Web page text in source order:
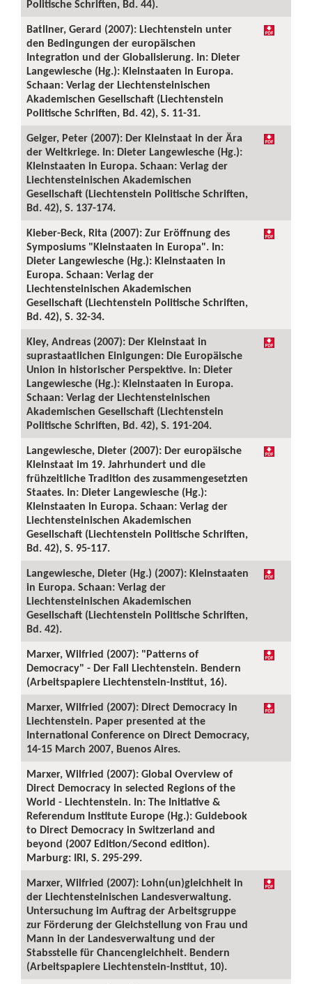
Politische Schriften, Bd. 44).
Batliner, Gerard (2007): Liechtenstein unter
den Bedingungen der europäischen
Integration und der Globalisierung. In: Dieter
Langewiesche (Hg.): Kleinstaaten in Europa.
Schaan: Verlag der Liechtensteinischen
Akademischen Gesellschaft (Liechtenstein
Politische Schriften, Bd. 42), S. 11-31.
Geiger, Peter (2007): Der Kleinstaat in der Ära
der Weltkriege. In: Dieter Langewiesche (Hg.):
Kleinstaaten in Europa. Schaan: Verlag der
Liechtensteinischen Akademischen
Gesellschaft (Liechtenstein Politische Schriften,
Bd. 42), S. 137-174.
Kieber-Beck, Rita (2007): Zur Eröffnung des
Symposiums "Kleinstaaten in Europa". In:
Dieter Langewiesche (Hg.): Kleinstaaten in
Europa. Schaan: Verlag der
Liechtensteinischen Akademischen
Gesellschaft (Liechtenstein Politische Schriften,
Bd. 42), S. 32-34.
Kley, Andreas (2007): Der Kleinstaat in
suprastaatlichen Einigungen: Die Europäische
Union in historischer Perspektive. In: Dieter
Langewiesche (Hg.): Kleinstaaten in Europa.
Schaan: Verlag der Liechtensteinischen
Akademischen Gesellschaft (Liechtenstein
Politische Schriften, Bd. 42), S. 191-204.
Langewiesche, Dieter (2007): Der europäische
Kleinstaat im 19. Jahrhundert und die
frühzeitliche Tradition des zusammengesetzten
Staates. In: Dieter Langewiesche (Hg.):
Kleinstaaten in Europa. Schaan: Verlag der
Liechtensteinischen Akademischen
Gesellschaft (Liechtenstein Politische Schriften,
Bd. 42), S. 95-117.
Langewiesche, Dieter (Hg.) (2007): Kleinstaaten
in Europa. Schaan: Verlag der
Liechtensteinischen Akademischen
Gesellschaft (Liechtenstein Politische Schriften,
Bd. 42).
Marxer, Wilfried (2007): "Patterns of
Democracy" - Der Fall Liechtenstein. Bendern
(Arbeitspapiere Liechtenstein-Institut, 16).
Marxer, Wilfried (2007): Direct Democracy in
Liechtenstein. Paper presented at the
International Conference on Direct Democracy,
14-15 March 2007, Buenos Aires.
Marxer, Wilfried (2007): Global Overview of
Direct Democracy in selected Regions of the
World - Liechtenstein. In: The Initiative &
Referendum Institute Europe (Hg.): Guidebook
to Direct Democracy in Switzerland and
beyond (2007 Edition/Second edition).
Marburg: IRI, S. 295-299.
Marxer, Wilfried (2007): Lohn(un)gleichheit in
der Liechtensteinischen Landesverwaltung.
Untersuchung im Auftrag der Arbeitsgruppe
zur Förderung der Gleichstellung von Frau und
Mann in der Landesverwaltung und der
Stabsstelle für Chancengleichheit. Bendern
(Arbeitspapiere Liechtenstein-Institut, 10).